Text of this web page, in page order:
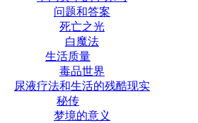
问题和答案
死亡之光
白魔法
生活质量
毒品世界
尿液疗法和生活的残酷现实
秘传
梦境的意义